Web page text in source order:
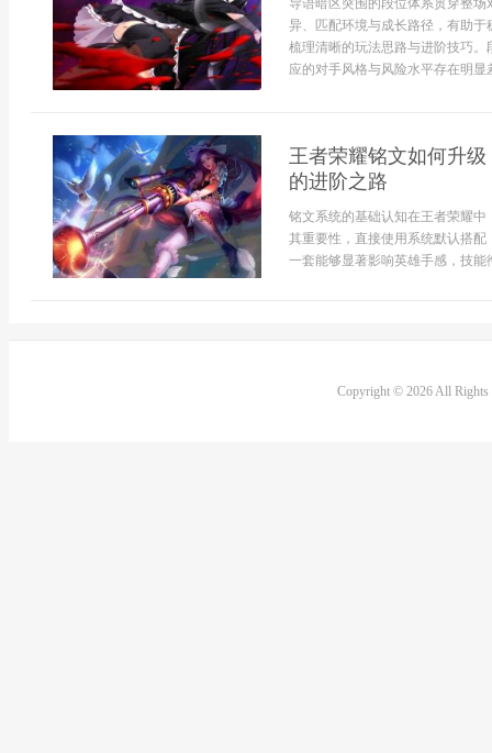
导语暗区突围的段位体系贯穿整
异、匹配环境与成长路径，有助
梳理清晰的玩法思路与进阶技巧
应的对手风格与风险水平存在明显
王者荣耀铭文如何升
的进阶之路
铭文系统的基础认知在王者荣耀
其重要性，直接使用系统默认搭
一套能够显著影响英雄手感，技
Copyright © 2026 All